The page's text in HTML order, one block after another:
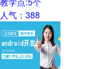
人气： 388